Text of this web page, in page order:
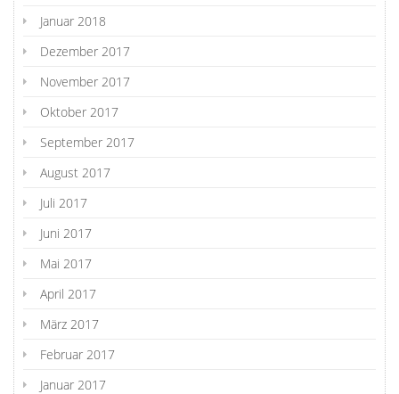
Januar 2018
Dezember 2017
November 2017
Oktober 2017
September 2017
August 2017
Juli 2017
Juni 2017
Mai 2017
April 2017
März 2017
Februar 2017
Januar 2017